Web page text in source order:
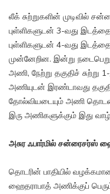
லீக் சுற்றுகளின் முடிவில்
புள்ளிகளுடன் 3-வது
புள்ளிகளுடன் 4-வது
முன்னேறின. இன்று
அணி, நேற்று தகுதிச்
அணியுடன் இரண்டாவது
தோல்வியடையும் அணி
இரு அணிகளுக்கும் இது
அசுர ஃபார்மில் சன்ரைசர்ஸ்
தொடரின் பாதியில்
ஹைதராபாத் அணிக்குப்